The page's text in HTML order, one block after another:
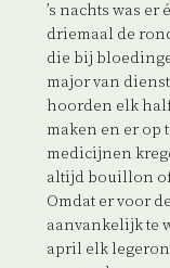
’s nachts was
driemaal de
die bij
major van
hoorden elk
maken en er op
medicijnen
altijd bouillon
Omdat er voor
aanvankelijk te
april elk